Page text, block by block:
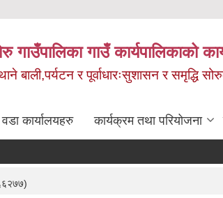
गाउँपालिका गाउँ कार्यपालिकाको
बाली,पर्यटन र पूर्वाधारःसुशासन र समृद्धि
वडा कार्यालयहरु कार्यक्रम तथा परियोजना